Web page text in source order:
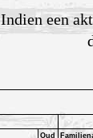
Indien een
Oud